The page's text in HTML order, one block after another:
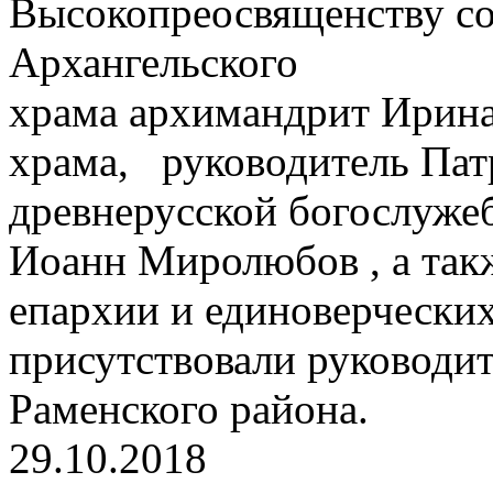
Высокопреосвященству
Архангельского
храма архимандрит
храма, руководитель
древнерусской
Иоанн Миролюбов , а
епархии и
присутствовали
Раменского района.
29.10.2018